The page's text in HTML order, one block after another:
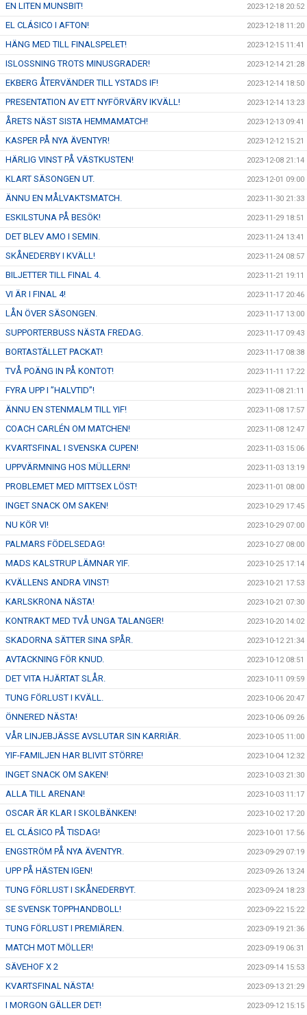
EN LITEN MUNSBIT! 2023-12-18 20:52
EL CLÁSICO I AFTON! 2023-12-18 11:20
HÄNG MED TILL FINALSPELET! 2023-12-15 11:41
ISLOSSNING TROTS MINUSGRADER! 2023-12-14 21:28
EKBERG ÅTERVÄNDER TILL YSTADS IF! 2023-12-14 18:50
PRESENTATION AV ETT NYFÖRVÄRV IKVÄLL! 2023-12-14 13:23
ÅRETS NÄST SISTA HEMMAMATCH! 2023-12-13 09:41
KASPER PÅ NYA ÄVENTYR! 2023-12-12 15:21
HÄRLIG VINST PÅ VÄSTKUSTEN! 2023-12-08 21:14
KLART SÄSONGEN UT. 2023-12-01 09:00
ÄNNU EN MÅLVAKTSMATCH. 2023-11-30 21:33
ESKILSTUNA PÅ BESÖK! 2023-11-29 18:51
DET BLEV AMO I SEMIN. 2023-11-24 13:41
SKÅNEDERBY I KVÄLL! 2023-11-24 08:57
BILJETTER TILL FINAL 4. 2023-11-21 19:11
VI ÄR I FINAL 4! 2023-11-17 20:46
LÅN ÖVER SÄSONGEN. 2023-11-17 13:00
SUPPORTERBUSS NÄSTA FREDAG. 2023-11-17 09:43
BORTASTÄLLET PACKAT! 2023-11-17 08:38
TVÅ POÄNG IN PÅ KONTOT! 2023-11-11 17:22
FYRA UPP I ”HALVTID”! 2023-11-08 21:11
ÄNNU EN STENMALM TILL YIF! 2023-11-08 17:57
COACH CARLÉN OM MATCHEN! 2023-11-08 12:47
KVARTSFINAL I SVENSKA CUPEN! 2023-11-03 15:06
UPPVÄRMNING HOS MÜLLERN! 2023-11-03 13:19
PROBLEMET MED MITTSEX LÖST! 2023-11-01 08:00
INGET SNACK OM SAKEN! 2023-10-29 17:45
NU KÖR VI! 2023-10-29 07:00
PALMARS FÖDELSEDAG! 2023-10-27 08:00
MADS KALSTRUP LÄMNAR YIF. 2023-10-25 17:14
KVÄLLENS ANDRA VINST! 2023-10-21 17:53
KARLSKRONA NÄSTA! 2023-10-21 07:30
KONTRAKT MED TVÅ UNGA TALANGER! 2023-10-20 14:02
SKADORNA SÄTTER SINA SPÅR. 2023-10-12 21:34
AVTACKNING FÖR KNUD. 2023-10-12 08:51
DET VITA HJÄRTAT SLÅR. 2023-10-11 09:59
TUNG FÖRLUST I KVÄLL. 2023-10-06 20:47
ÖNNERED NÄSTA! 2023-10-06 09:26
VÅR LINJEBJÄSSE AVSLUTAR SIN KARRIÄR. 2023-10-05 11:00
YIF-FAMILJEN HAR BLIVIT STÖRRE! 2023-10-04 12:32
INGET SNACK OM SAKEN! 2023-10-03 21:30
ALLA TILL ARENAN! 2023-10-03 11:17
OSCAR ÄR KLAR I SKOLBÄNKEN! 2023-10-02 17:20
EL CLÁSICO PÅ TISDAG! 2023-10-01 17:56
ENGSTRÖM PÅ NYA ÄVENTYR. 2023-09-29 07:19
UPP PÅ HÄSTEN IGEN! 2023-09-26 13:24
TUNG FÖRLUST I SKÅNEDERBYT. 2023-09-24 18:23
SE SVENSK TOPPHANDBOLL! 2023-09-22 15:22
TUNG FÖRLUST I PREMIÄREN. 2023-09-19 21:36
MATCH MOT MÖLLER! 2023-09-19 06:31
SÄVEHOF X 2 2023-09-14 15:53
KVARTSFINAL NÄSTA! 2023-09-13 21:29
I MORGON GÄLLER DET! 2023-09-12 15:15